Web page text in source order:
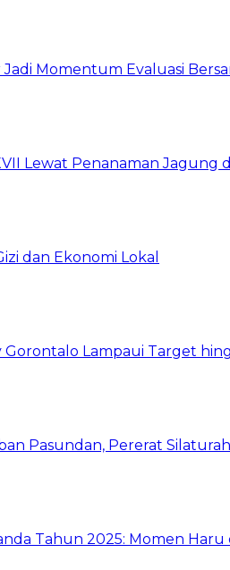
Momentum Evaluasi
Lewat Penanaman Jagung
dan Ekonomi Lokal
Gorontalo Lampaui Target
Pasundan, Pererat
Tahun 2025: Momen Haru